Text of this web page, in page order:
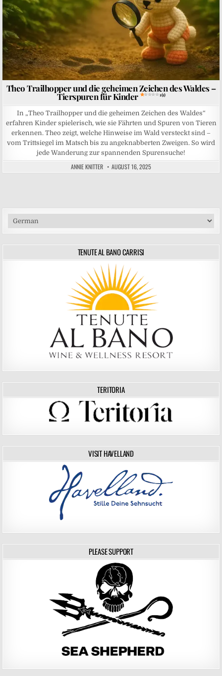
Theo Trailhopper und die geheimen Zeichen des Waldes –
Tierspuren für Kinder 1 (1)
In „Theo Trailhopper und die geheimen Zeichen des Waldes“
erfahren Kinder spielerisch, wie sie Fährten und Spuren von Tieren
erkennen. Theo zeigt, welche Hinweise im Wald versteckt sind –
vom Trittsiegel im Matsch bis zu angeknabberten Zweigen. So wird
jede Wanderung zur spannenden Spurensuche!
ANNIE KNITTER AUGUST 16, 2025
TENUTE AL BANO CARRISI
TERITORIA
VISIT HAVELLAND
PLEASE SUPPORT